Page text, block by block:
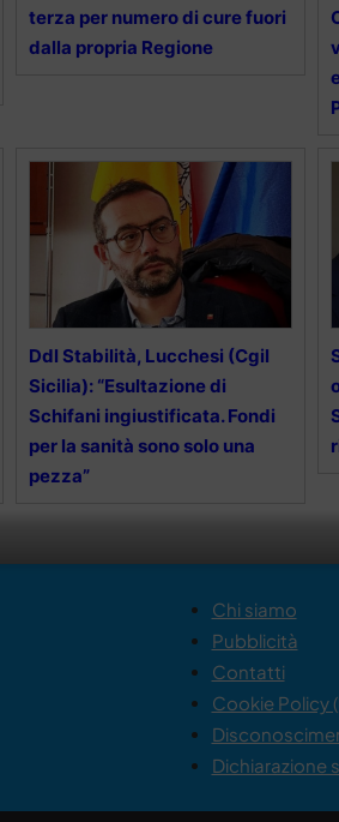
terza per numero di cure fuori
dalla propria Regione
Ddl Stabilità, Lucchesi (Cgil
Sicilia): “Esultazione di
Schifani ingiustificata. Fondi
per la sanità sono solo una
pezza”
Chi siamo
Pubblicità
Contatti
Cookie Policy
Dichiarazione